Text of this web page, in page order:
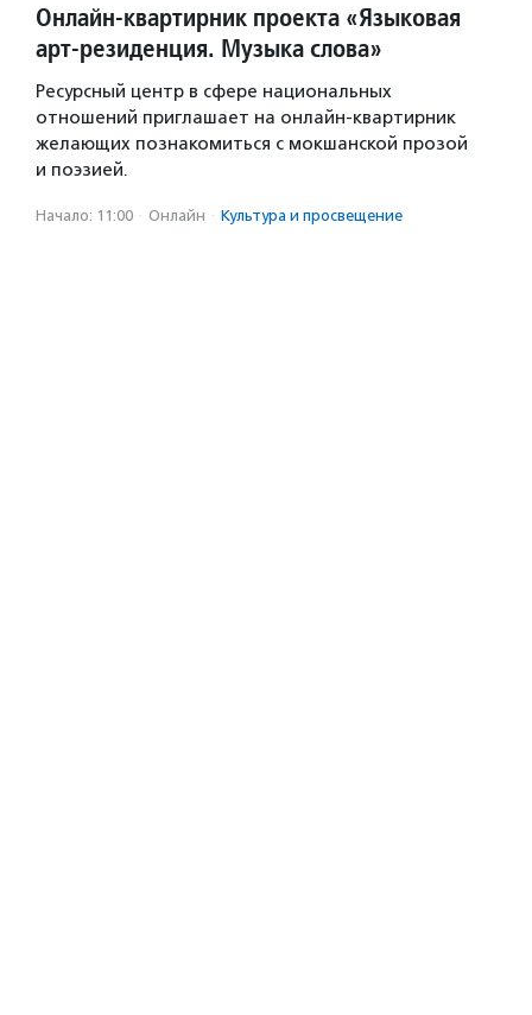
Онлайн-квартирник проекта «Языковая
арт-резиденция. Музыка слова»
Ресурсный центр в сфере национальных
отношений приглашает на онлайн-квартирник
желающих познакомиться с мокшанской прозой
и поэзией.
Начало: 11:00 · Онлайн · Культура и просвещение